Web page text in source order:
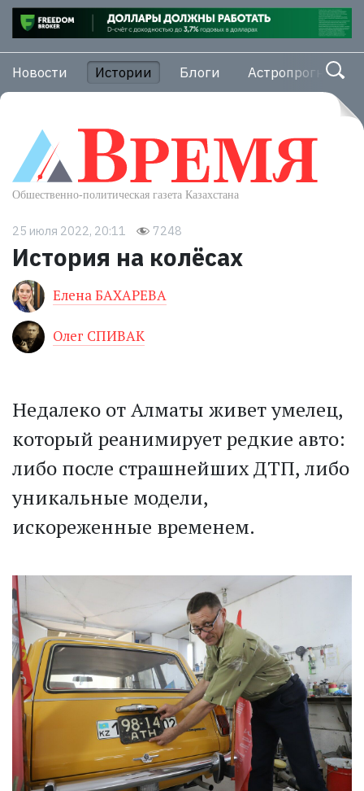
Новости Истории Блоги Астропрогноз
25 июля 2022, 20:11 7248
История на колёсах
Елена БАХАРЕВА
Олег СПИВАК
Недалеко от Алматы живет умелец,
который реанимирует редкие авто:
либо после страшнейших ДТП, либо
уникальные модели,
искореженные временем.